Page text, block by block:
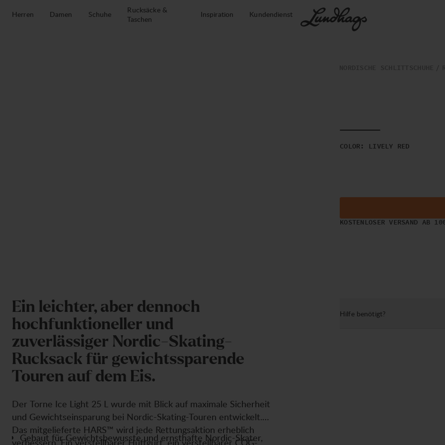
Herren
Damen Schuhe
Rucksäcke &
Taschen
Inspiration Kundendienst
COLOR : LIVELY RED
KOSTENLOSER VERSAND AB
Ein eic hter, a ber d ennoc h
hoc hfun ktione er und
zuver ässiger Nord ic-S kating-
Ruc ksac k für gewic htssparend e
Touren auf d em Eis.
Der Torne Ice Light 25 L wurde mit Blick auf maximale Sicherheit
und Gewichtseinsparung bei Nordic-Skating-Touren entwickelt.
Das mitgelieferte HARS™ wird jede Rettungsaktion erheblich
verbessern. Ein verstellbarer Hüftgurt, ein verstellbarer COG-
Gebaut für Gewichtsbewusste und ernsthafte Nordic-Skater,
Hilfe benötigt?